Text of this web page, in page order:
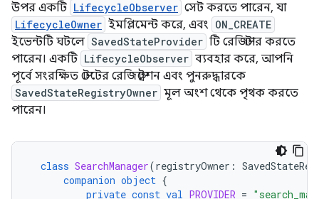
উপর একটি LifecycleObserver সেট করতে পারেন, যা
LifecycleOwner ইমপ্লিমেন্ট করে, এবং ON_CREATE
ইভেন্টটি ঘটলে SavedStateProvider টি রেজিস্টার করতে
পারেন। একটি LifecycleObserver ব্যবহার করে, আপনি
পূর্বে সংরক্ষিত স্টেটের রেজিস্ট্রেশন এবং পুনরুদ্ধারকে
SavedStateRegistryOwner মূল অংশ থেকে পৃথক করতে
পারেন।
class SearchManager(registryOwner :
companion object {
private const val PROVIDER =